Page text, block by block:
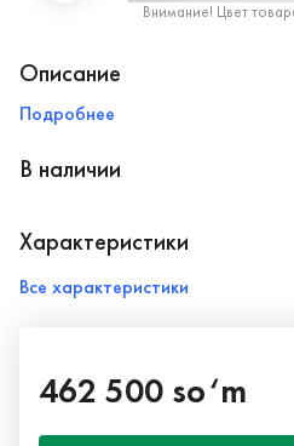
Внимание! Цвет
Описание
Подробнее
В наличии
Характеристики
Все характеристики
462 500 so‘m